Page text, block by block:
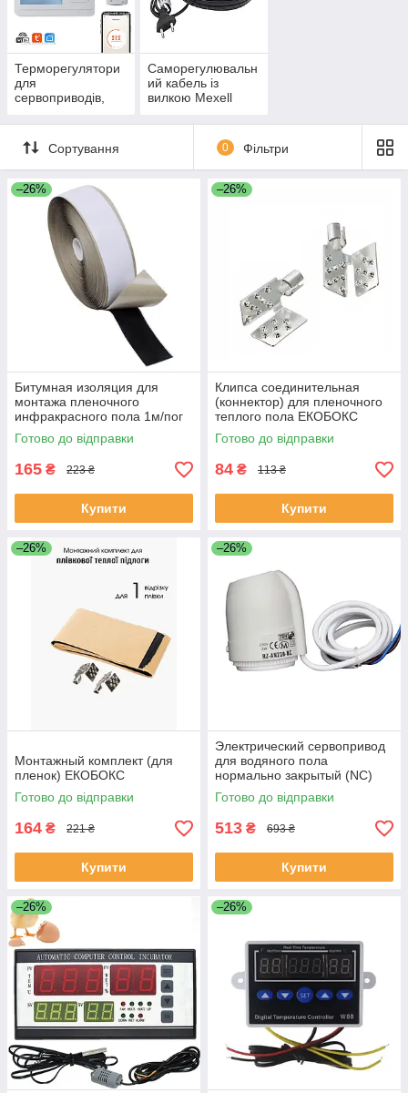
Терморегулятори
для
сервоприводів,
опалення та
фанкейлів
Саморегулювальн
ий кабель із
вилкою Mexell
Сортування 0 Фільтри
–26%
Битумная изоляция для
монтажа пленочного
инфракрасного пола 1м/пог
ЕКОБОКС
Готово до відправки
165 ₴ 223 ₴
Купити
–26%
Клипса соединительная
(коннектор) для пленочного
теплого пола ЕКОБОКС
Готово до відправки
84 ₴ 113 ₴
Купити
–26%
Монтажный комплект (для
пленок) ЕКОБОКС
Готово до відправки
164 ₴ 221 ₴
Купити
–26%
Электрический сервопривод
для водяного пола
нормально закрытый (NC)
резьба 30х1.5 220В
ЕКОБОКС
Готово до відправки
513 ₴ 693 ₴
Купити
–26% –26%